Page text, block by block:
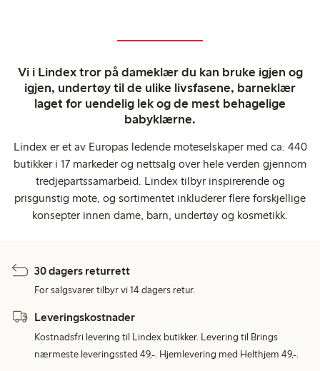
Vi i Lindex tror på dameklær du kan bruke igjen og
igjen, undertøy til de ulike livsfasene, barneklær
laget for uendelig lek og de mest behagelige
babyklærne.
Lindex er et av Europas ledende moteselskaper med ca. 440
butikker i 17 markeder og nettsalg over hele verden gjennom
tredjepartssamarbeid. Lindex tilbyr inspirerende og
prisgunstig mote, og sortimentet inkluderer flere forskjellige
konsepter innen dame, barn, undertøy og kosmetikk.
30 dagers returrett
For salgsvarer tilbyr vi 14 dagers retur.
Leveringskostnader
Kostnadsfri levering til Lindex butikker. Levering til Brings
nærmeste leveringssted 49,-. Hjemlevering med Helthjem 49,-.